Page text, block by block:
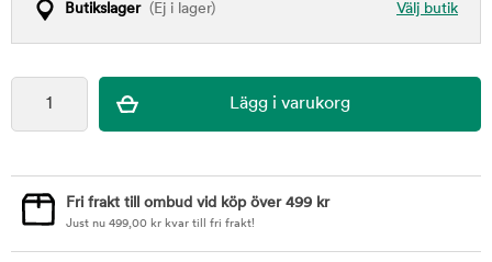
Välj butik
Butikslager(Ej i lager)
Fri frakt till ombud vid köp över 499 kr
Just nu 499,00 kr kvar till fri frakt!